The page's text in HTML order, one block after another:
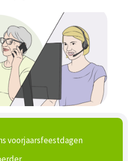
voorjaarsfeestdagen